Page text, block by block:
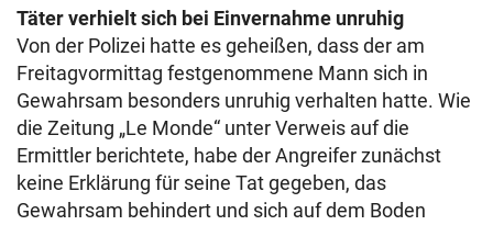
Täter verhielt sich bei Einvernahme unruhig
Von der Polizei hatte es geheißen, dass der am
Freitagvormittag festgenommene Mann sich in
Gewahrsam besonders unruhig verhalten hatte. Wie
die Zeitung „Le Monde“ unter Verweis auf die
Ermittler berichtete, habe der Angreifer zunächst
keine Erklärung für seine Tat gegeben, das
Gewahrsam behindert und sich auf dem Boden